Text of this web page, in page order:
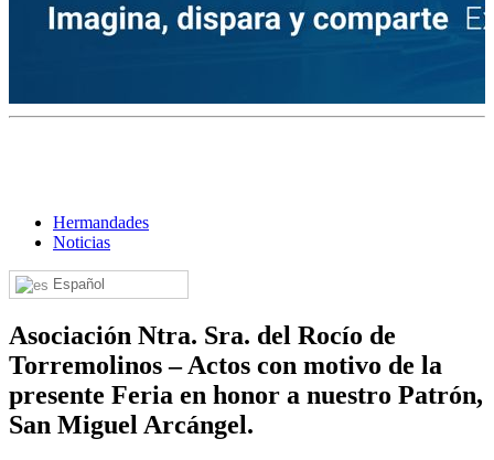
Hermandades
Noticias
Español
Asociación Ntra. Sra. del Rocío de
Torremolinos – Actos con motivo de la
presente Feria en honor a nuestro Patrón,
San Miguel Arcángel.
¿En qué puedo ayudarte?
¿Cuándo se construyó la primera ermita?
El traslado cada siete años
¿Cuales son los actos principales que se celebran en el
Quiero hacer el camino,¿que tengo que hacer?
En el Rocío, ¿dónde me alojo?